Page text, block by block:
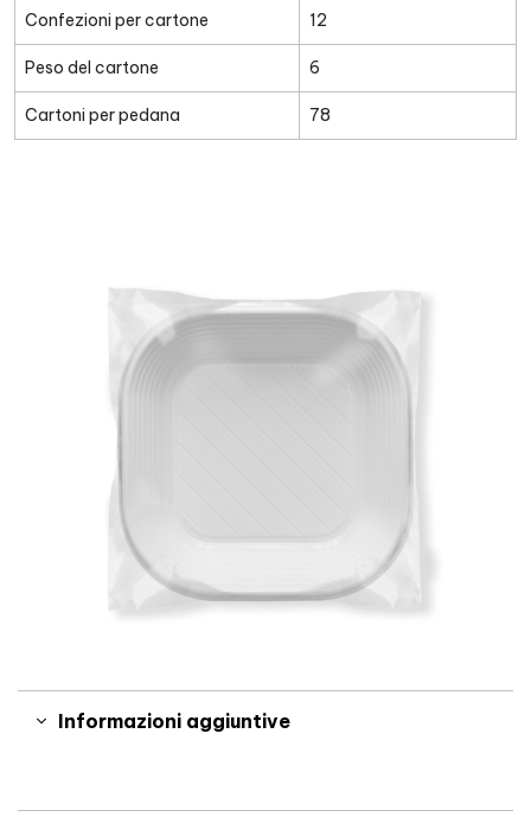
Confezioni per cartone 12
Peso del cartone 6
Cartoni per pedana 78
Informazioni aggiuntive